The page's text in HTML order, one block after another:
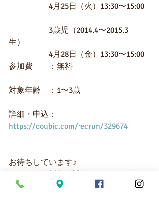
4月25日（火）13:30〜15:00
3歳児（2014.4〜2015.3
生）
4月28日（金）13:30〜15:00
参加費　　：無料
対象年齢　：1〜3歳
詳細・申込：
https://coubic.com/recrun/329674
お待ちしています♪
#イベント情報
#体験レッスン
#ボディ
レク
#ブックレク